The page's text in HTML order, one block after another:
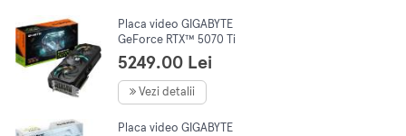
Placa video GIGABYTE
GeForce RTX™ 5070 Ti
GAMING OC, 16GB GDDR7,
256-bit
5249.00 Lei
Vezi detalii
Placa video GIGABYTE